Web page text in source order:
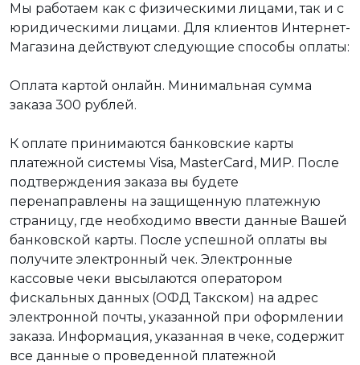
Мы работаем как с физическими лицами, так и с
юридическими лицами. Для клиентов Интернет-
Магазина действуют следующие способы оплаты:
Оплата картой онлайн. Минимальная сумма
заказа 300 рублей.
К оплате принимаются банковские карты
платежной системы Visa, MasterCard, МИР. После
подтверждения заказа вы будете
перенаправлены на защищенную платежную
страницу, где необходимо ввести данные Вашей
банковской карты. После успешной оплаты вы
получите электронный чек. Электронные
кассовые чеки высылаются оператором
фискальных данных (ОФД Такском) на адрес
электронной почты, указанной при оформлении
заказа. Информация, указанная в чеке, содержит
все данные о проведенной платежной